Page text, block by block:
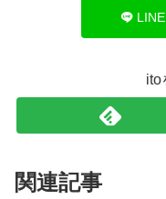
LINE
ito
関連記事